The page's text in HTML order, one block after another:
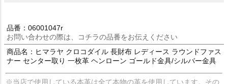
品番：06001047r
お問い合わせの際は、コチラの品番をお伝えください
商品名：ヒマラヤ クロコダイル 長財布 レディース ラウンドファス
ナー センター取り 一枚革 ヘンローン ゴールド金具/シルバー金具
※当店で使用している本革は全て本物の革を使用しています。その